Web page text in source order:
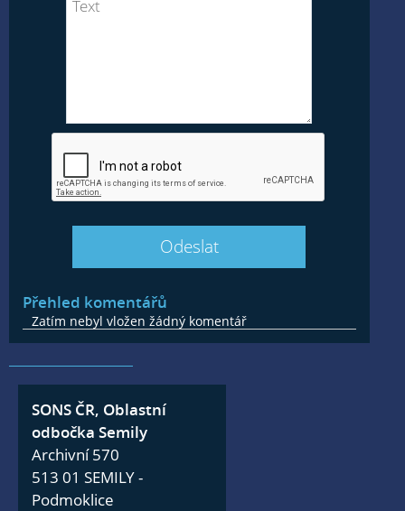
Přehled komentářů
Zatím nebyl vložen žádný komentář
SONS ČR, Oblastní
odbočka Semily
Archivní 570
513 01 SEMILY -
Podmoklice